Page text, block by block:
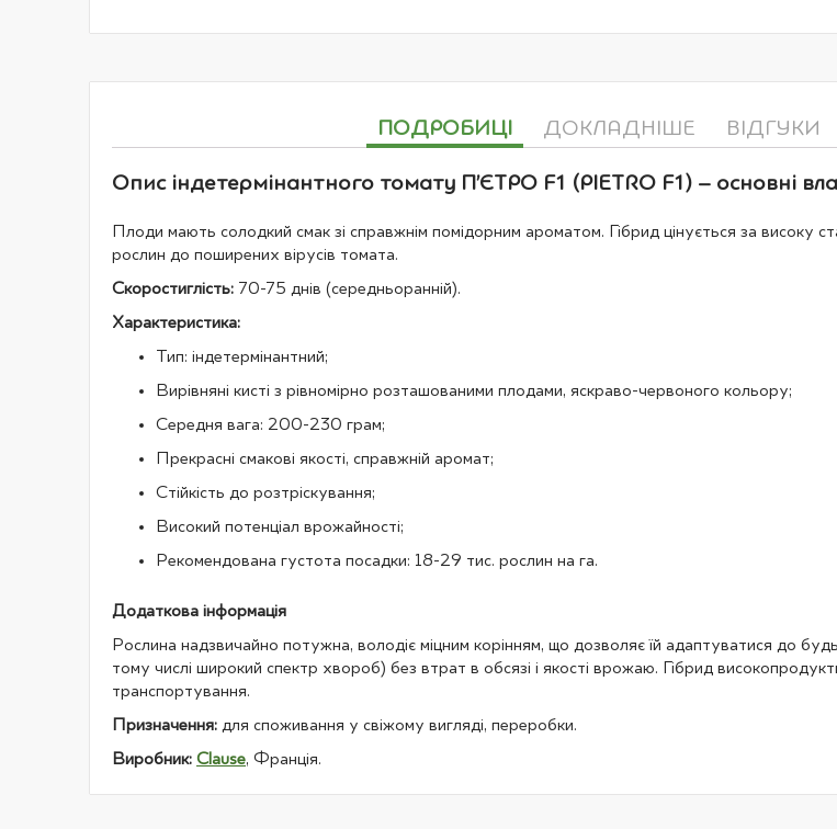
ПОДРОБИЦІ
Опис індетермінантного томату П’ЄТРО F1 (PIETRO F1) – основні
Плоди мають солодкий смак зі справжнім помідорним ароматом. Гібрид цінується за високу
рослин до поширених вірусів томата.
Скоростиглість: 70-75 днів (середньоранній).
Характеристика:
Тип: індетермінантний;
Вирівняні кисті з рівномірно розташованими плодами, яскраво-червоного кольору;
Середня вага: 200-230 грам;
Прекрасні смакові якості, справжній аромат;
Стійкість до розтріскування;
Високий потенціал врожайності;
Рекомендована густота посадки: 18-29 тис. рослин на га.
Додаткова інформація
Рослина надзвичайно потужна, володіє міцним корінням, що дозволяє їй адаптуватися до
тому числі широкий спектр хвороб) без втрат в обсязі і якості врожаю. Гібрид
транспортування.
Призначення: для споживання у свіжому вигляді, переробки.
Виробник: Clause, Франція.
ДОКЛАДНІШЕ ВІДГУКИ